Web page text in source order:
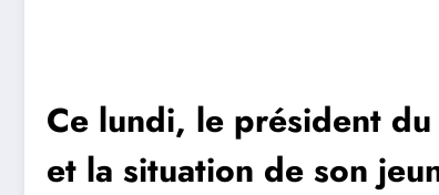
Ce lundi, le président
et la situation de son